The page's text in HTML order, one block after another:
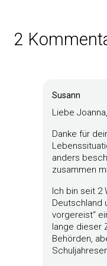
2
Susann
Liebe Joanna,
Danke für
anders
zusammen
Ich bin seit 2
Deutschland
vorgereist“
lange dieser
Behörden,